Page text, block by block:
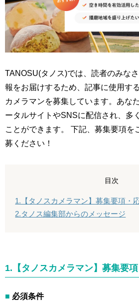
TANOSU(タノス)では、読者のみな
報をお届けするため、記事に使用す
カメラマンを募集しています。あな
ータルサイトやSNSに配信され、多
ことができます。 下記、募集要項を
募ください！
目次
1.【タノスカメラマン】募集要項・
2.タノス編集部からのメッセージ
1.【タノスカメラマン】募集要
■ 必須条件